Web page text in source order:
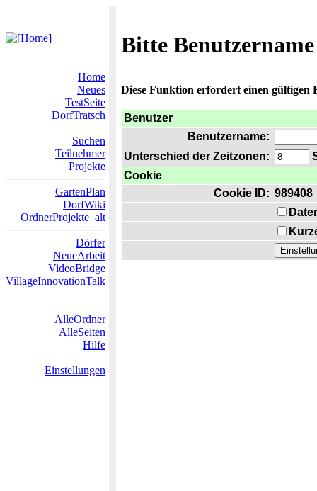
Bitte
Home
Neues
TestSeite
DorfTratsch
Suchen
Teilnehmer
Projekte
GartenPlan
DorfWiki
OrdnerProjekte_alt
Dörfer
NeueArbeit
VideoBridge
VillageInnovationTalk
AlleOrdner
AlleSeiten
Hilfe
Einstellungen
Diese Funktion erfordert einen gültigen
Benutzer
Benutzername:
Unterschied der Zeitzonen:
Cookie
Cookie ID: 989408